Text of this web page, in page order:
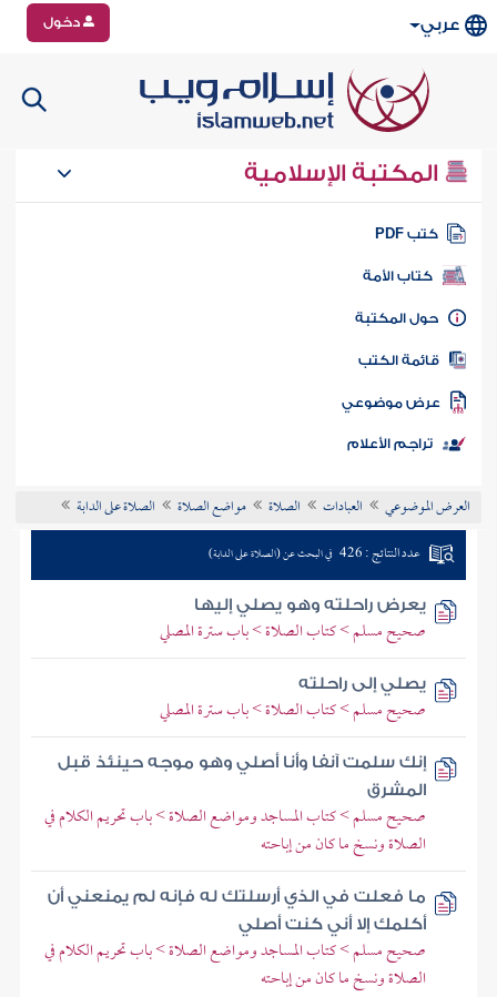
عربي دخول
المكتبة الإسلامية
كتب PDF
كتاب الأمة
المكتبة
الكتب
موضوعي
تراجم الأعلام
العرض الموضوعي العبادات الصلاة مواضع الصلاة الصلاة على الدابة
عدد النتائج : 426 في البحث عن (الصلاة على الدابة)
يعرض راحلته وهو يصلي إليها
صحيح مسلم > كتاب الصلاة > باب سترة المصلي
يصلي إلى راحلته
صحيح مسلم > كتاب الصلاة > باب سترة المصلي
إنك سلمت آنفا وأنا أصلي وهو موجه حينئذ قبل
المشرق
صحيح مسلم > كتاب المساجد ومواضع الصلاة > باب تحريم الكلام في
الصلاة ونسخ ما كان من إباحته
ما فعلت في الذي أرسلتك له فإنه لم يمنعني أن
أكلمك إلا أني كنت أصلي
صحيح مسلم > كتاب المساجد ومواضع الصلاة > باب تحريم الكلام في
الصلاة ونسخ ما كان من إباحته